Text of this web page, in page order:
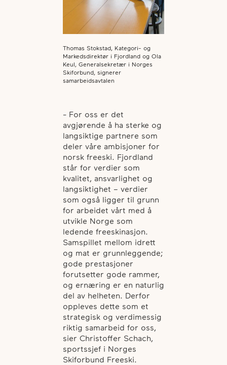
Thomas Stokstad, Kategori- og
Markedsdirektør i Fjordland og Ola
Keul, Generalsekretær i Norges
Skiforbund, signerer
samarbeidsavtalen
- For oss er det
avgjørende å ha sterke og
langsiktige partnere som
deler våre ambisjoner for
norsk freeski. Fjordland
står for verdier som
kvalitet, ansvarlighet og
langsiktighet – verdier
som også ligger til grunn
for arbeidet vårt med å
utvikle Norge som
ledende freeskinasjon.
Samspillet mellom idrett
og mat er grunnleggende;
gode prestasjoner
forutsetter gode rammer,
og ernæring er en naturlig
del av helheten. Derfor
oppleves dette som et
strategisk og verdimessig
riktig samarbeid for oss,
sier Christoffer Schach,
sportssjef i Norges
Skiforbund Freeski.